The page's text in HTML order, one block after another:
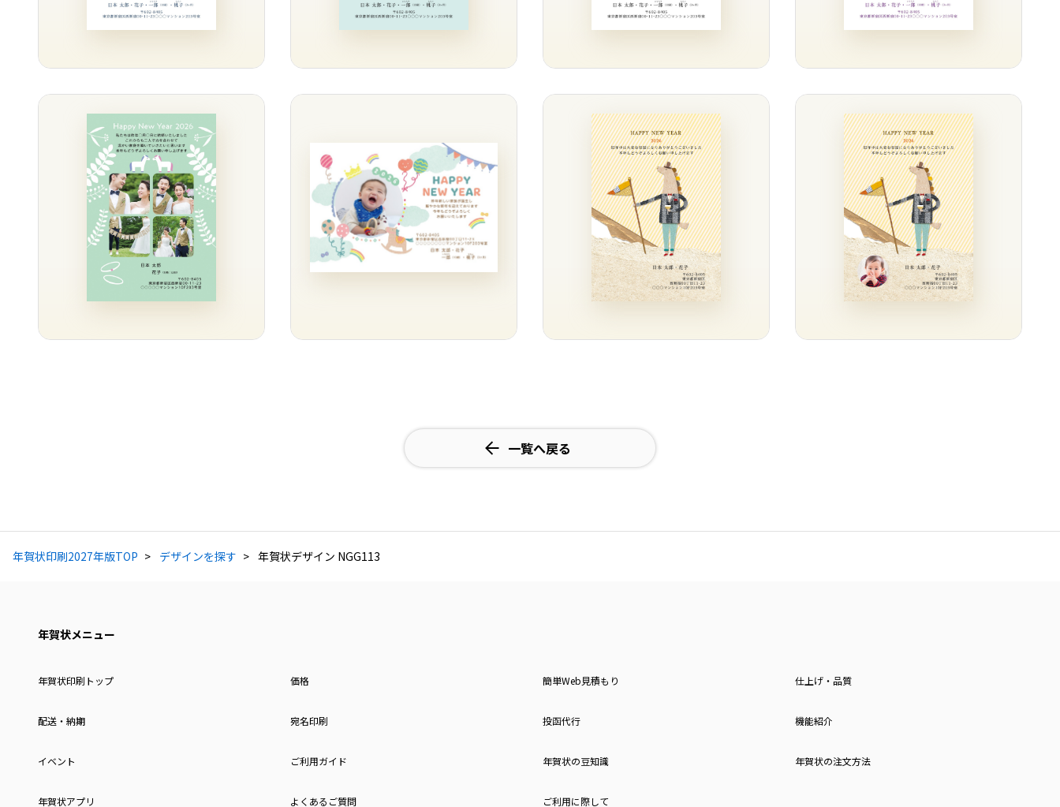
一覧へ戻る
年賀状印刷2027年版TOP デザインを探す 年賀状デザイン NGG113
年賀状メニュー
年賀状印刷トップ 価格 簡単Web見積もり 仕上げ・品質
配送・納期 宛名印刷 投函代行 機能紹介
イベント ご利用ガイド 年賀状の豆知識 年賀状の注文方法
年賀状アプリ よくあるご質問 ご利用に際して